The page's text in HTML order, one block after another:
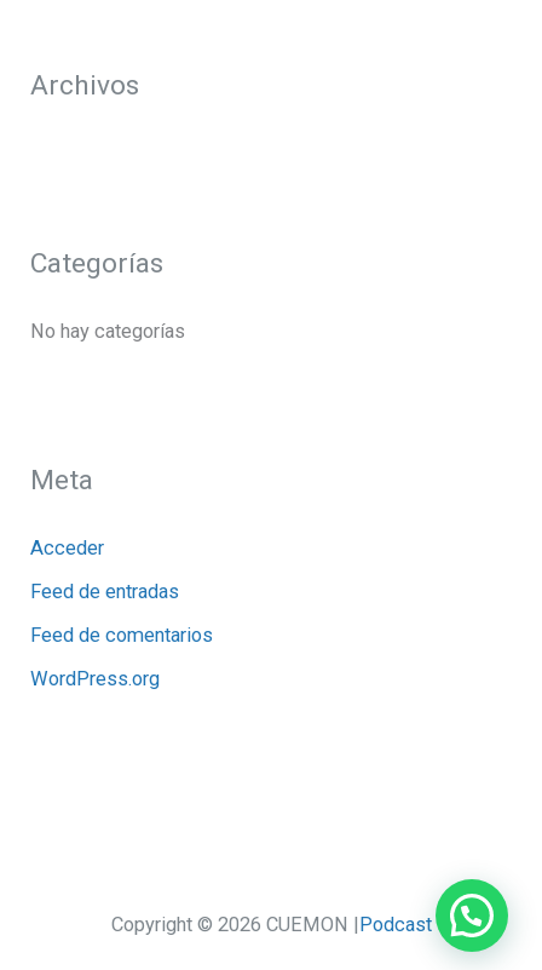
:Archivos
Categorías
No hay categorías
Meta
Acceder
Feed de entradas
Feed de comentarios
WordPress.org
Copyright © 2026 CUEMON | Podcast